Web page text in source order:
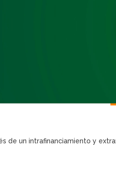
de un intrafinanciamiento y